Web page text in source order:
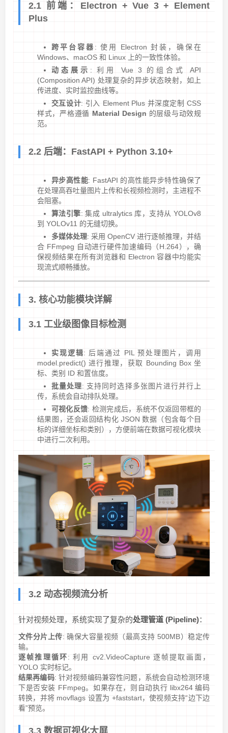
2.1 前端：Electron + Vue 3 + Element
Plus
跨平台容器 : 使用 Electron 封装，确保在
Windows、macOS 和 Linux 上的一致性体验。
动态展示 : 利用 Vue 3 的组合式 API
(Composition API) 处理复杂的异步状态映射，如上
传进度、实时监控曲线等。
交互设计: 引入 Element Plus 并深度定制 CSS
样式，严格遵循 Material Design 的层级与动效规
范。
2.2 后端：FastAPI + Python 3.10+
异步高性能: FastAPI 的高性能异步特性确保了
在处理高吞吐量图片上传和长视频检测时，主进程不
会阻塞。
算法引擎: 集成 ultralytics 库，支持从 YOLOv8
到 YOLOv11 的无缝切换。
多媒体处理: 采用 OpenCV 进行逐帧推理，并结
合 FFmpeg 自动进行硬件加速编码（H.264），确
保视频结果在所有浏览器和 Electron 容器中均能实
现流式顺畅播放。
3. 核心功能模块详解
3.1 工业级图像目标检测
实现逻辑: 后端通过 PIL 预处理图片，调用
model.predict() 进行推理，获取 Bounding Box 坐
标、类别 ID 和置信度。
批量处理: 支持同时选择多张图片进行并行上
传，系统会自动排队处理。
可视化反馈: 检测完成后，系统不仅返回带框的
结果图，还会返回结构化 JSON 数据（包含每个目
标的详细坐标和类别），方便前端在数据可视化模块
中进行二次利用。
3.2 动态视频流分析
针对视频处理，系统实现了复杂的处理管道 (Pipeline)：
文件分片上传: 确保大容量视频（最高支持 500MB）稳定传
输。
逐帧推理循环: 利用 cv2.VideoCapture 逐帧提取画面，
YOLO 实时标记。
结果再编码: 针对视频编码兼容性问题，系统会自动检测环境
下是否安装 FFmpeg。如果存在，则自动执行 libx264 编码
转换，并将 movflags 设置为 +faststart，使视频支持“边下边
看”预览。
3.3 数据可视化大屏